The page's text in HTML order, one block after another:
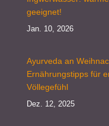
geeignet!
Jan. 10, 2026
Ayurveda an
Ernährungstipps für
Völlegefühl
Dez. 12, 2025